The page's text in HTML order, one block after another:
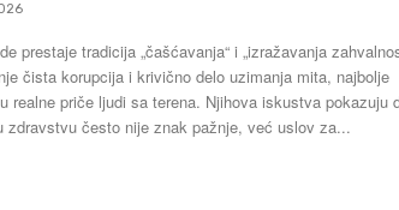
prestaje tradicija „čašćavanja“ i „izražavanja
čista korupcija i krivično delo uzimanja mita, najbolje
realne priče ljudi sa terena. Njihova iskustva pokazuju
zdravstvu često nije znak pažnje, već uslov za...